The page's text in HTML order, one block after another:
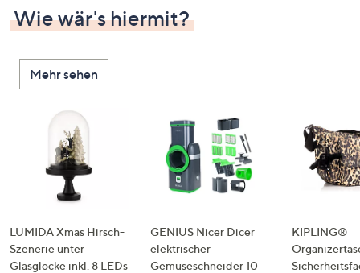
Wie wär's hiermit?
Mehr sehen
LUMIDA Xmas Hirsch-
Szenerie unter
Glasglocke inkl. 8 LEDs
GENIUS Nicer Dicer
elektrischer
Gemüseschneider 10
KIPLING®